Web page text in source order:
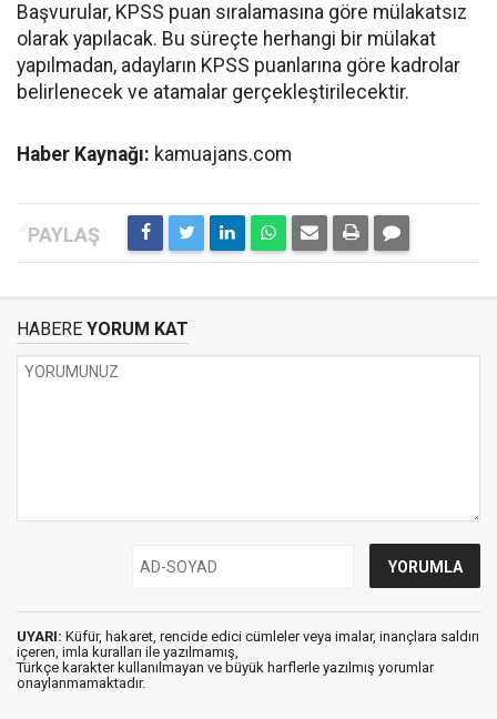
Başvurular, KPSS puan sıralamasına göre mülakatsız
olarak yapılacak. Bu süreçte herhangi bir mülakat
yapılmadan, adayların KPSS puanlarına göre kadrolar
belirlenecek ve atamalar gerçekleştirilecektir.
Haber Kaynağı: kamuajans.com
HABERE YORUM KAT
UYARI: Küfür, hakaret, rencide edici cümleler veya imalar, inançlara saldırı
içeren, imla kuralları ile yazılmamış,
Türkçe karakter kullanılmayan ve büyük harflerle yazılmış yorumlar
onaylanmamaktadır.